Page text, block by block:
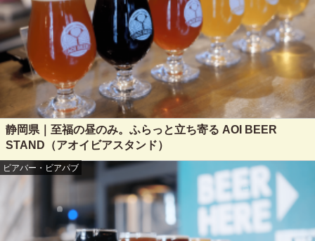
静岡県｜至福の昼のみ。ふらっと立ち寄る AOI BEER
STAND（アオイビアスタンド）
ビアバー・ビアパブ